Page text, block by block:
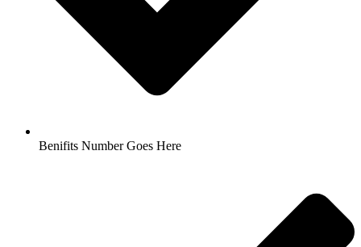
Benifits Number Goes Here